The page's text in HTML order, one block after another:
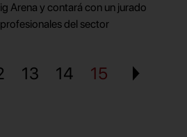
Arena y contará con un jurado
del sector
13 14 15